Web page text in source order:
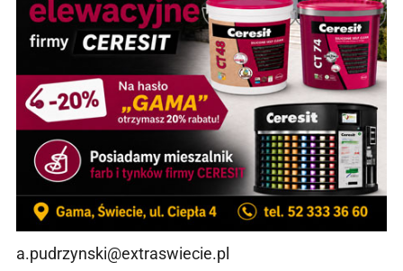
a.pudrzynski@extraswiecie.pl